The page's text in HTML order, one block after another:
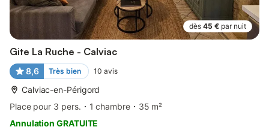
dès 45 € par nuit
Gite La Ruche - Calviac
8,6 Très bien 10 avis
Calviac-en-Périgord
Place pour 3 pers.
1 chambre
35 m²
Annulation GRATUITE